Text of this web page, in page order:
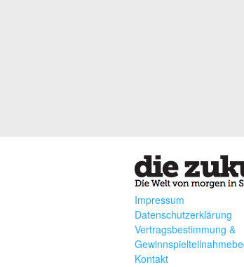
Impressum
Datenschutzerklärung
Vertragsbestimmung &
Kontakt